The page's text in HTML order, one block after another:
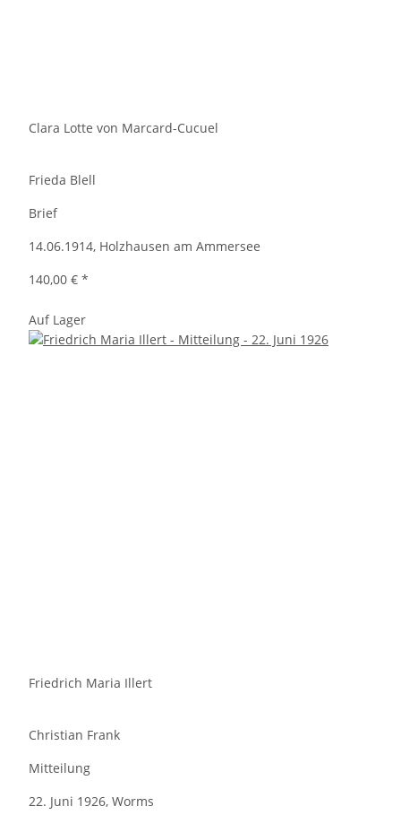
Clara Lotte von Marcard-Cucuel
Frieda Blell
Brief
14.06.1914, Holzhausen am Ammersee
140,00 € *
Auf Lager
Friedrich Maria Illert
Christian Frank
Mitteilung
22. Juni 1926, Worms